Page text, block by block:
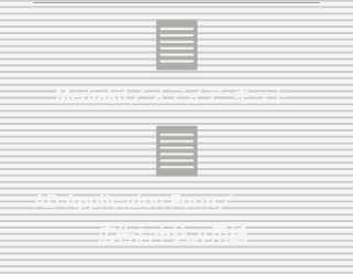
Mediakit／メディア･キット
AD Application Form／
広告お申込み用紙